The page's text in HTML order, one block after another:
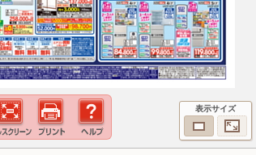
表示サイズ